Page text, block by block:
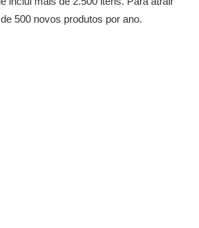
500 novos produtos por ano.